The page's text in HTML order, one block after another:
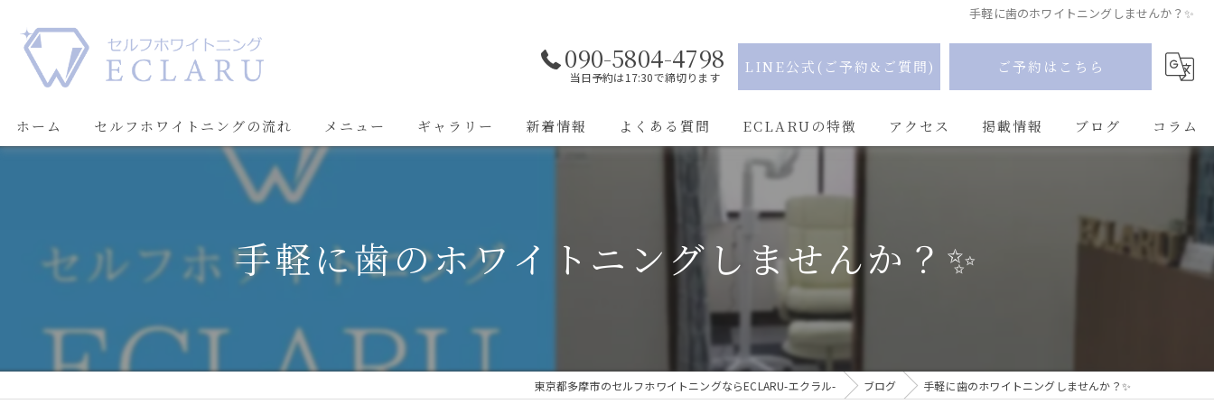
手軽に歯のホワイトニングしませんか？✨
090-5804-4798
当日予約は17:30で締切ります
LINE公式(ご予約&ご質問) ご予約はこちら
ホーム セルフホワイトニングの流れ メニュー ギャラリー 新着情報 よくある質問 ECLARUの特徴
都度払い
通い放題
痛くない
アクセス 掲載情報 ブログ コラム
手軽に歯のホワイトニングしませんか？✨
東京都多摩市のセルフホワイトニングならECLARU-エクラル- ブログ 手軽に歯のホワイトニングしませんか？✨